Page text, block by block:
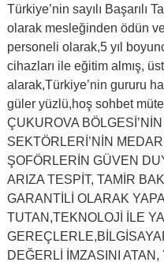
22:41 -Kocam Beni
23:11 -Kızım Tabutun
Şeyi Ortaya Çıkardı
Türkiye’nin sayılı Başarılı
olarak mesleğinden ödün
personeli olarak,5 yıl
cihazları ile eğitim almış,
alarak,Türkiye’nin gururu
güler yüzlü,hoş sohbet
ÇUKUROVA
SEKTÖRLERİ’NİN
ŞOFÖRLERİN GÜVEN
ARIZA TESPİT, TAMİR
GARANTİLİ OLARAK
TUTAN,TEKNOLOJİ İLE
DEĞERLİ İMZASINI